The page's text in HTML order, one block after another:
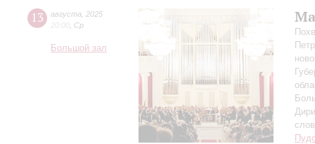
13 августа
2025
20:00 Ср
Большой зал